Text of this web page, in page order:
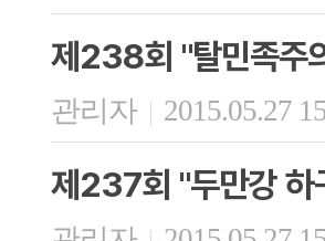
제238회 "탈민족주
관리자 | 2015.05.27
제237회 "두만강 하